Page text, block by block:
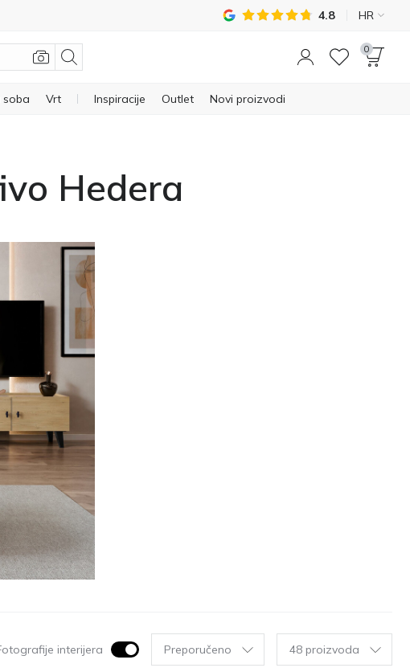
4.8 HR
0
soba Vrt Inspiracije Outlet Novi proizvodi
Hedera
interijera Preporučeno 48 proizvoda